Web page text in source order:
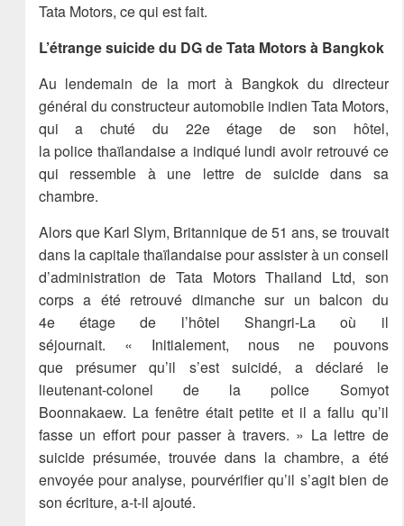
Tata Motors, ce qui est fait.
L’étrange suicide du DG de Tata Motors à Bangkok
Au lendemain de la mort à Bangkok du directeur
général du constructeur automobile indien Tata Motors,
qui a chuté du 22e étage de son hôtel,
la police thaïlandaise a indiqué lundi avoir retrouvé ce
qui ressemble à une lettre de suicide dans sa
chambre.
Alors que Karl Slym, Britannique de 51 ans, se trouvait
dans la capitale thaïlandaise pour assister à un conseil
d’administration de Tata Motors Thailand Ltd, son
corps a été retrouvé dimanche sur un balcon du
4e étage de l’hôtel Shangri-La où il
séjournait. « Initialement, nous ne pouvons
que présumer qu’il s’est suicidé, a déclaré le
lieutenant-colonel de la police Somyot
Boonnakaew. La fenêtre était petite et il a fallu qu’il
fasse un effort pour passer à travers. » La lettre de
suicide présumée, trouvée dans la chambre, a été
envoyée pour analyse, pourvérifier qu’il s’agit bien de
son écriture, a-t-il ajouté.